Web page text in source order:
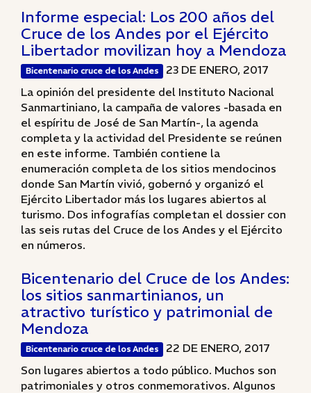
Informe especial: Los 200 años del
Cruce de los Andes por el Ejército
Libertador movilizan hoy a Mendoza
Bicentenario cruce de los Andes
23 DE ENERO, 2017
La opinión del presidente del Instituto Nacional
Sanmartiniano, la campaña de valores -basada en
el espíritu de José de San Martín-, la agenda
completa y la actividad del Presidente se reúnen
en este informe. También contiene la
enumeración completa de los sitios mendocinos
donde San Martín vivió, gobernó y organizó el
Ejército Libertador más los lugares abiertos al
turismo. Dos infografías completan el dossier con
las seis rutas del Cruce de los Andes y el Ejército
en números.
Bicentenario del Cruce de los Andes:
los sitios sanmartinianos, un
atractivo turístico y patrimonial de
Mendoza
Bicentenario cruce de los Andes
22 DE ENERO, 2017
Son lugares abiertos a todo público. Muchos son
patrimoniales y otros conmemorativos. Algunos